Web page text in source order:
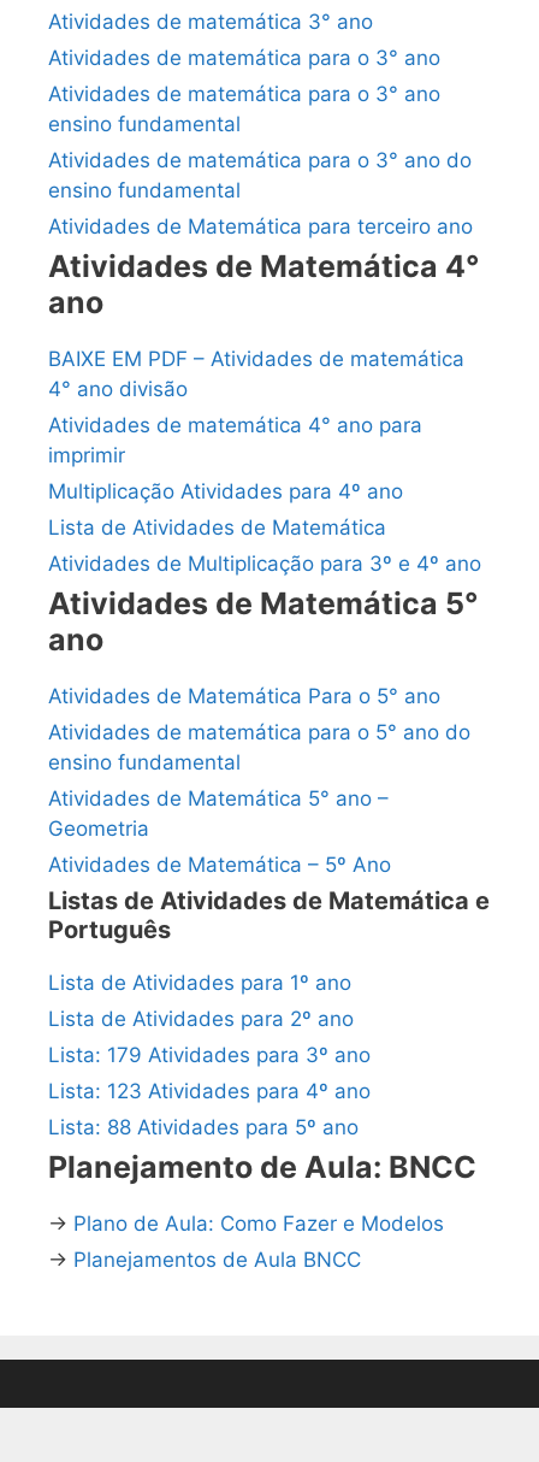
Atividades de matemática 3° ano
Atividades de matemática para o 3° ano
Atividades de matemática para o 3° ano
ensino fundamental
Atividades de matemática para o 3° ano do
ensino fundamental
Atividades de Matemática para terceiro ano
Atividades de Matemática 4°
ano
BAIXE EM PDF – Atividades de matemática
4° ano divisão
Atividades de matemática 4° ano para
imprimir
Multiplicação Atividades para 4º ano
Lista de Atividades de Matemática
Atividades de Multiplicação para 3º e 4º ano
Atividades de Matemática 5°
ano
Atividades de Matemática Para o 5° ano
Atividades de matemática para o 5° ano do
ensino fundamental
Atividades de Matemática 5° ano –
Geometria
Atividades de Matemática – 5º Ano
Listas de Atividades de Matemática e
Português
Lista de Atividades para 1º ano
Lista de Atividades para 2º ano
Lista: 179 Atividades para 3º ano
Lista: 123 Atividades para 4º ano
Lista: 88 Atividades para 5º ano
Planejamento de Aula: BNCC
→ Plano de Aula: Como Fazer e Modelos
→ Planejamentos de Aula BNCC